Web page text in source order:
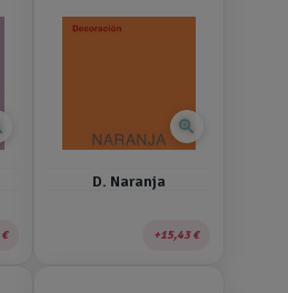
zoom_in
D. Naranja
15,43 €